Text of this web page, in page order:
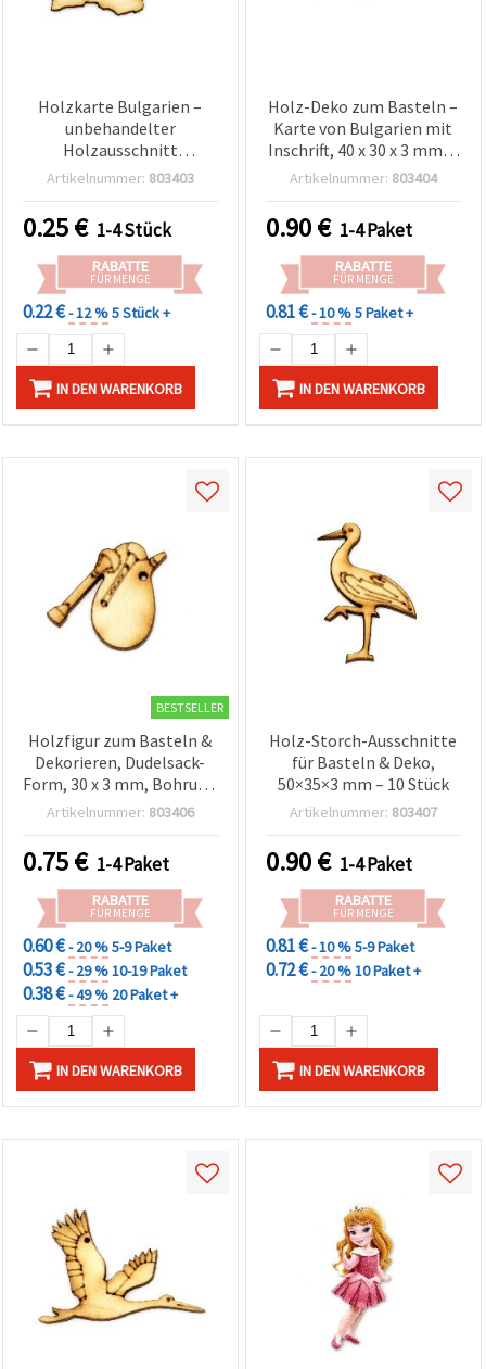
akzeptieren
Holzkarte Bulgarien –
unbehandelter
Holzausschnitt
(Bastelrohling) für DIY,
Deko, 70 x 50 x 3 mm
Artikelnummer: 803403
0.25€ 1-4 Stück
RABATTE
FÜR MENGE
0.22 €- 12 %5 Stück +
IN DEN WARENKORB
Holz-Deko zum Basteln –
Karte von Bulgarien mit
Inschrift, 40 x 30 x 3 mm, 4
Stück
Artikelnummer: 803404
0.90€ 1-4 Paket
RABATTE
FÜR MENGE
0.81 €- 10 %5 Paket +
IN DEN WARENKORB
BESTSELLER
Holzfigur zum Basteln &
Dekorieren, Dudelsack-
Form, 30 x 3 mm, Bohrung
2 mm, 10 Stück
Artikelnummer: 803406
0.75€ 1-4 Paket
RABATTE
FÜR MENGE
0.60 €- 20 %5-9 Paket
0.53 €- 29 %10-19 Paket
0.38 €- 49 % 20 Paket +
IN DEN WARENKORB
Holz-Storch-Ausschnitte
für Basteln & Deko,
50×35×3 mm – 10 Stück
Artikelnummer: 803407
0.90€ 1-4 Paket
RABATTE
FÜR MENGE
0.81 €- 10 %5-9 Paket
0.72 €- 20 %10 Paket +
IN DEN WARENKORB